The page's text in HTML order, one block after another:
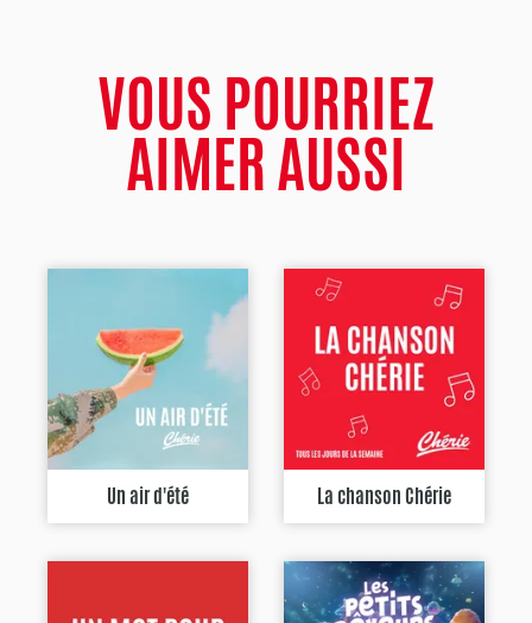
VOUS POURRIEZ
AIMER AUSSI
Un air d'été La chanson Chérie